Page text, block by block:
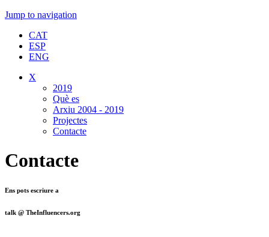
Jump to navigation
CAT
ESP
ENG
X
2019
Què es
Arxiu 2004 - 2019
Projectes
Contacte
Contacte
Ens pots escriure a
talk @ TheInfluencers.org